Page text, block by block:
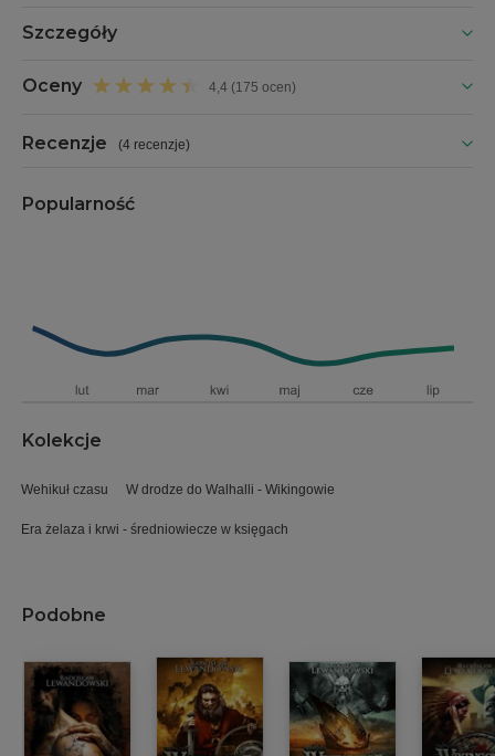
Szczegóły
Oceny 4,4 (175 ocen)
Recenzje (4 recenzje)
Popularność
Kolekcje
Wehikuł czasu W drodze do Walhalli - Wikingowie
Era żelaza i krwi - średniowiecze w księgach
Podobne